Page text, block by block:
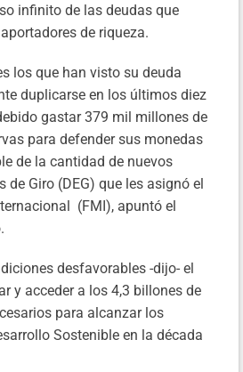
infinito de las deudas que
de riqueza.
los que han visto su deuda
duplicarse en los últimos diez
gastar 379 mil millones de
para defender sus monedas
de la cantidad de nuevos
de Giro (DEG) que les asignó el
(FMI), apuntó el
desfavorables -dijo- el
y acceder a los 4,3 billones de
para alcanzar los
Sostenible en la década